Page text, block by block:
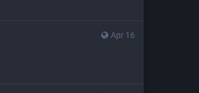
Apr 16